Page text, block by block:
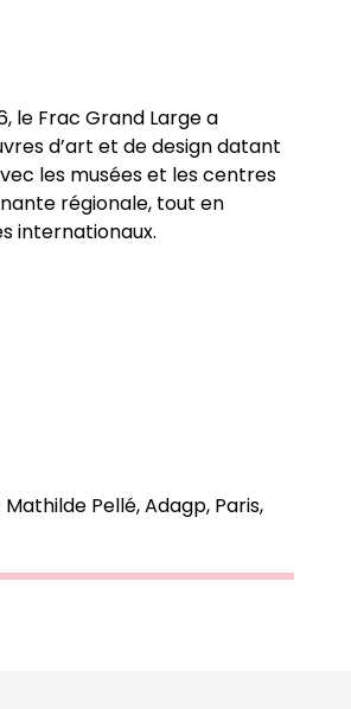
le Frac Grand Large a
d’art et de design datant
les musées et les centres
régionale, tout en
internationaux.
Pellé, Adagp, Paris,